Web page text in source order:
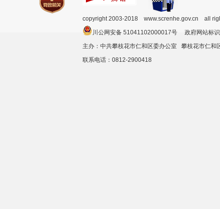
copyright 2003-2018 www.screnhe.gov.cn all
川公网安备 51041102000017号 政府网站
主办：中共攀枝花市仁和区委办公室 攀枝花市仁
联系电话：0812-2900418